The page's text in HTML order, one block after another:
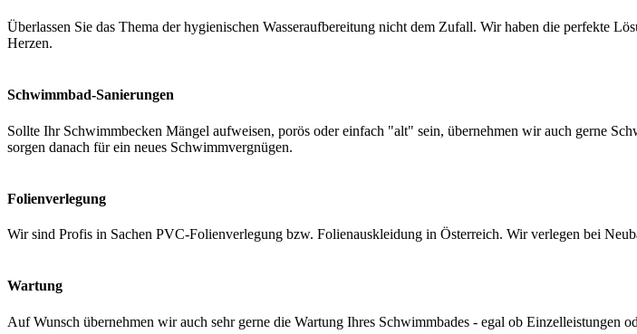
Überlassen Sie das Thema der hygienischen Wasseraufbereitung nicht dem Zufall. Wir haben die perfekte
Herzen.
Schwimmbad-Sanierungen
Sollte Ihr Schwimmbecken Mängel aufweisen, porös oder einfach "alt" sein, übernehmen wir auch gerne
sorgen danach für ein neues Schwimmvergnügen.
Folienverlegung
Wir sind Profis in Sachen PVC-Folienverlegung bzw. Folienauskleidung in Österreich. Wir verlegen bei
Wartung
Auf Wunsch übernehmen wir auch sehr gerne die Wartung Ihres Schwimmbades - egal ob Einzelleistungen